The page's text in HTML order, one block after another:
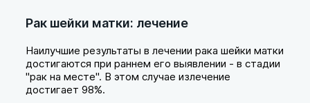
Рак шейки матки: лечение
Наилучшие результаты в лечении рака шейки матки
достигаются при раннем его выявлении - в стадии
"рак на месте". В этом случае излечение
достигает 98%.